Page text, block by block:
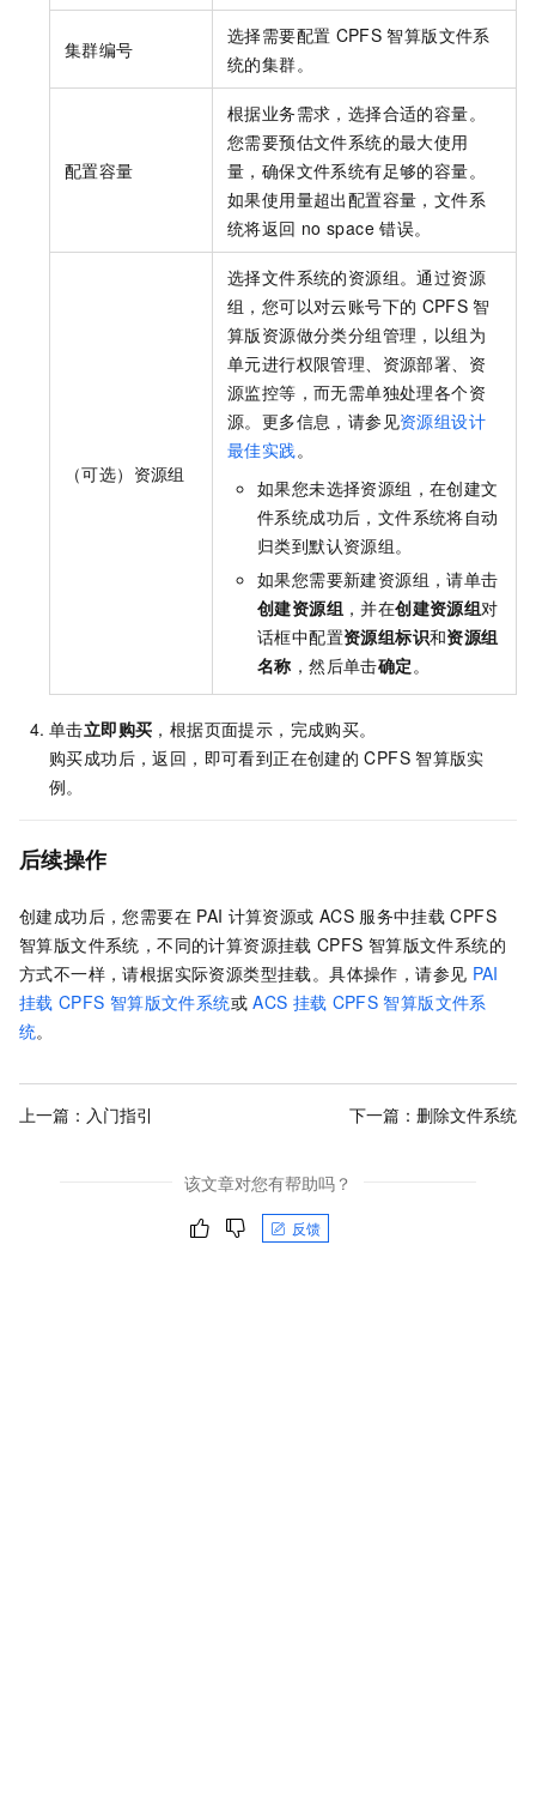
集群编号
选择需要配置 CPFS 智算版文件系
统的集群。
配置容量
根据业务需求，选择合适的容量。
您需要预估文件系统的最大使用
量，确保文件系统有足够的容量。
如果使用量超出配置容量，文件系
统将返回 no space 错误。
（可选）资源组
选择文件系统的资源组。通过资源
组，您可以对云账号下的 CPFS 智
算版资源做分类分组管理，以组为
单元进行权限管理、资源部署、资
源监控等，而无需单独处理各个资
源。更多信息，请参见资源组设计
最佳实践。
如果您未选择资源组，在创建文
件系统成功后，文件系统将自动
归类到默认资源组。
如果您需要新建资源组，请单击
创建资源组 ，并在创建资源组对
话框中配置资源组标识和资源组
名称 ，然后单击确定。
单击立即购买 ，根据页面提示，完成购买。
购买成功后，返回 ，即可看到正在创建的 CPFS 智算版实
例。
后续操作
创建成功后，您需要在 PAI 计算资源或 ACS 服务中挂载 CPFS
智算版文件系统，不同的计算资源挂载 CPFS 智算版文件系统的
方式不一样，请根据实际资源类型挂载。具体操作，请参见 PAI
挂载 CPFS 智算版文件系统或 ACS 挂载 CPFS 智算版文件系
统。
上一篇： 入门指引 下一篇： 删除文件系统
该文章对您有帮助吗？
反馈